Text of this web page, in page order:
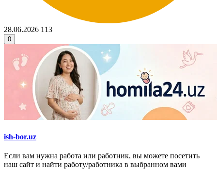
28.06.2026 113
0
ish-bor.uz
Если вам нужна работа или работник, вы можете посетить
наш сайт и найти работу/работника в выбранном вами